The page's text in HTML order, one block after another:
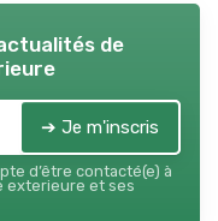
de
➔ Je m'inscris
d’être contacté(e) à
exterieure et ses